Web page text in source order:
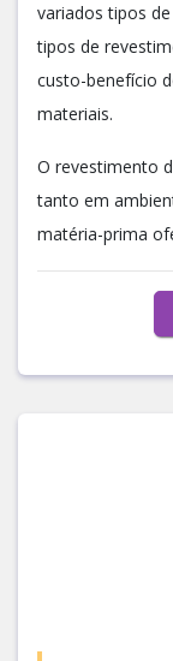
variados tipos
tipos de
custo-benefício
materiais.
O revestimento
tanto em
matéria-prima